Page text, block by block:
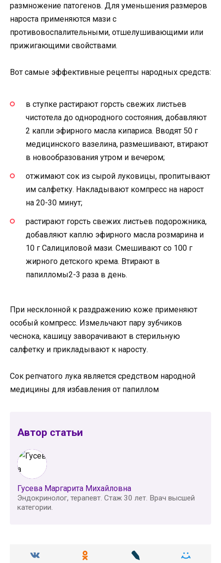
размножение патогенов. Для уменьшения размеров
нароста применяются мази с
противовоспалительными, отшелушивающими или
прижигающими свойствами.
Вот самые эффективные рецепты народных средств:
в ступке растирают горсть свежих листьев
чистотела до однородного состояния, добавляют
2 капли эфирного масла кипариса. Вводят 50 г
медицинского вазелина, размешивают, втирают
в новообразования утром и вечером;
отжимают сок из сырой луковицы, пропитывают
им салфетку. Накладывают компресс на нарост
на 20-30 минут;
растирают горсть свежих листьев подорожника,
добавляют каплю эфирного масла розмарина и
10 г Салициловой мази. Смешивают со 100 г
жирного детского крема. Втирают в
папилломы2-3 раза в день.
При несклонной к раздражению коже применяют
особый компресс. Измельчают пару зубчиков
чеснока, кашицу заворачивают в стерильную
салфетку и прикладывают к наросту.
Сок репчатого лука является средством народной
медицины для избавления от папиллом
Автор статьи
Гусева Маргарита Михайловна
Эндокринолог, терапевт. Стаж 30 лет. Врач высшей
категории.